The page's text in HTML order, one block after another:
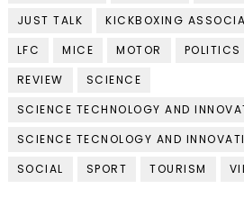
JUST TALK
KICKBOXING
LFC
MICE MOTOR POLITICS
REVIEW
SCIENCE
SCIENCE TECHNOLOGY AND
SCIENCE TECNOLOGY AND
SOCIAL
SPORT TOURISM